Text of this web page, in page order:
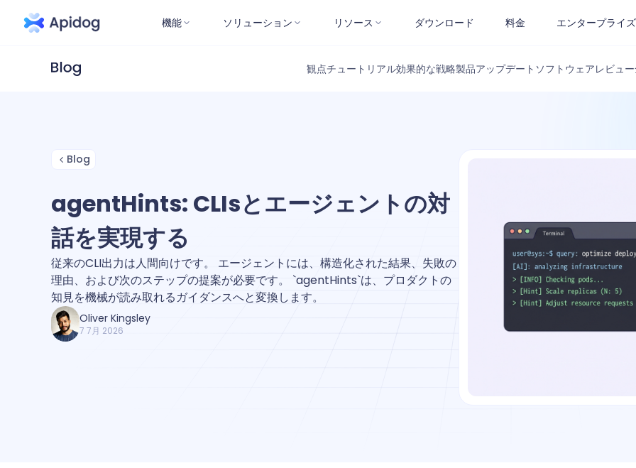
機能 ソリューション リソース ダウンロード 料金 エンタープライズ
観点チュートリアル効果的な戦略製品アップデート ソフトウェアレビュー
Blog
agentHints: CLIsとエージェントの対
話を実現する
従来のCLI出力は人間向けです。 エージェントには、構造化された結果、失敗の
理由、および次のステップの提案が必要です。 `agentHints`は、プロダクトの
知見を機械が読み取れるガイダンスへと変換します。
Oliver Kingsley
7 7月 2026